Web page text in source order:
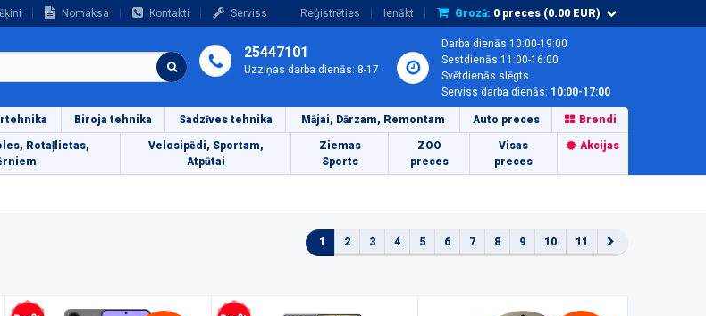
Nomaksa Kontakti Serviss Reģistrēties Ienākt Grozā: 0 preces (0.00 EUR)
25447101
Uzziņas darba dienās: 8-17
Darba dienās 10:00-19:00
Sestdienās 11:00-16:00
Svētdienās slēgts
Serviss darba dienās: 10:00-17:00
Biroja tehnika Sadzīves tehnika Mājai, Dārzam, Remontam Auto preces Brendi
Rotaļlietas,
Velosipēdi, Sportam,
Atpūtai
Ziemas
Sports
ZOO
preces
Visas
preces
Akcijas
1 2 3 4 5 6 7 8 9 10 11